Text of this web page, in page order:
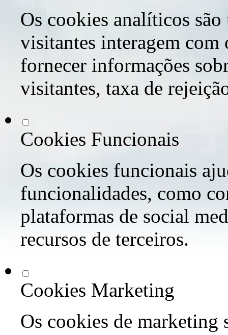
Os cookies analíticos são
visitantes interagem com
fornecer informações
visitantes, taxa de
Cookies Funcionais
Os cookies funcionais
funcionalidades, como
plataformas de social
recursos de terceiros.
Cookies Marketing
Os cookies de marketing